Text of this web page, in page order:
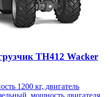
TH412 Wacker
1200 кг, двигатель